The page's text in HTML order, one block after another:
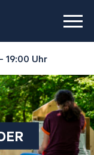
19:00 Uhr